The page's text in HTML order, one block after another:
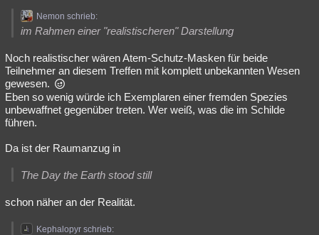
Nemon schrieb:
im Rahmen einer "realistischeren" Darstellung
Noch realistischer wären Atem-Schutz-Masken für beide
Teilnehmer an diesem Treffen mit komplett unbekannten Wesen
gewesen.
Eben so wenig würde ich Exemplaren einer fremden Spezies
unbewaffnet gegenüber treten. Wer weiß, was die im Schilde
führen.
Da ist der Raumanzug in
The Day the Earth stood still
schon näher an der Realität.
Kephalopyr schrieb: